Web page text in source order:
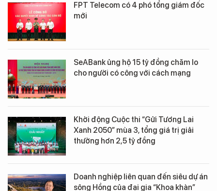
FPT Telecom có 4 phó tổng giám đốc
mới
SeABank ủng hộ 15 tỷ đồng chăm lo
cho người có công với cách mạng
Khởi động Cuộc thi “Gửi Tương Lai
Xanh 2050” mùa 3, tổng giá trị giải
thưởng hơn 2,5 tỷ đồng
Doanh nghiệp liên quan đến siêu dự án
sông Hồng của đại gia “Khoa khàn”